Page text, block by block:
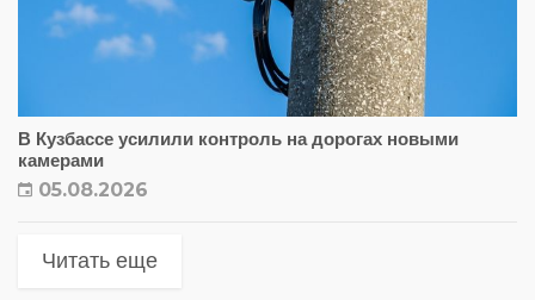
В Кузбассе усилили контроль на дорогах новыми
камерами
05.08.2026
Читать еще